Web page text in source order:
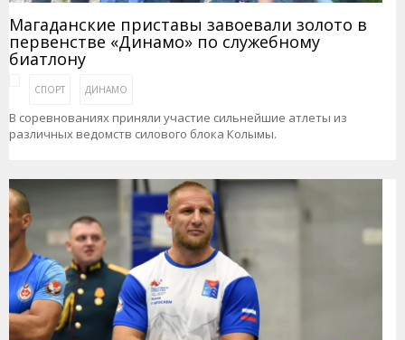
Магаданские приставы завоевали золото в
первенстве «Динамо» по служебному
биатлону
СПОРТ ДИНАМО
В соревнованиях приняли участие сильнейшие атлеты из
различных ведомств силового блока Колымы.